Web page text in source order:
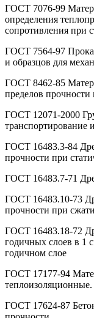
ГОСТ 7076-99
определения
сопротивления при
ГОСТ 7564-97
и образцов для
ГОСТ 8462-85
пределов
ГОСТ 12071-2000
транспортирование
ГОСТ 16483.3-84
прочности при
ГОСТ 16483.7-71
ГОСТ 16483.10-73
прочности при
ГОСТ 16483.18-72
годичных слоев в 1
годичном слое
ГОСТ 17177-94
ГОСТ 17624-87